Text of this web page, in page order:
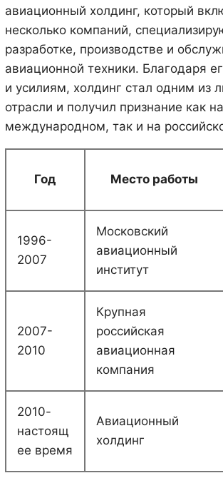
авиационный холдинг, который
несколько компаний,
разработке, производстве и
авиационной техники. Благодаря
и усилиям, холдинг стал одним из
отрасли и получил признание как на
международном, так и на
Год Место работы
1996-
2007
Московский
авиационный
институт
2007-
2010
Крупная
российская
авиационная
компания
2010-
настоящ
ее время
Авиационный
холдинг